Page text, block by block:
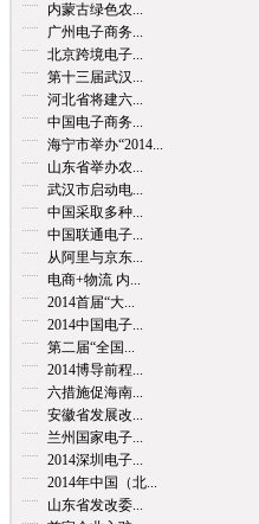
内蒙古绿色农...
广州电子商务...
北京跨境电子...
第十三届武汉...
河北省将建六...
中国电子商务...
海宁市举办“2014...
山东省举办农...
武汉市启动电...
中国采取多种...
中国联通电子...
从阿里与京东...
电商+物流 内...
2014首届“大...
2014中国电子...
第二届“全国...
2014博导前程...
六措施促海南...
安徽省发展改...
兰州国家电子...
2014深圳电子...
2014年中国（北...
山东省发改委...